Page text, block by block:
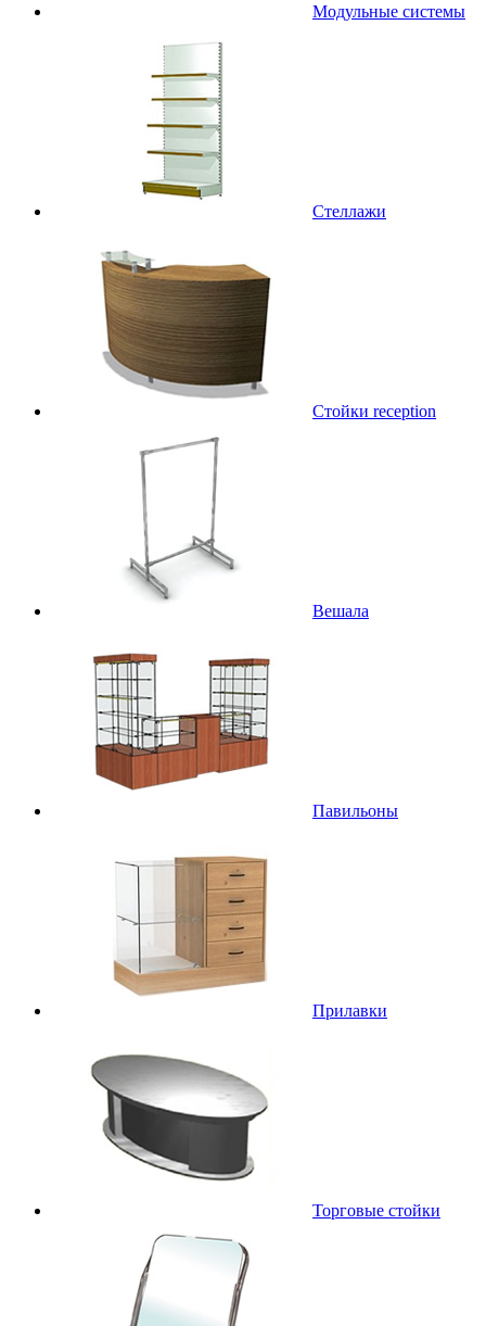
Модульные системы
Стеллажи
Стойки reception
Вешала
Павильоны
Прилавки
Торговые стойки